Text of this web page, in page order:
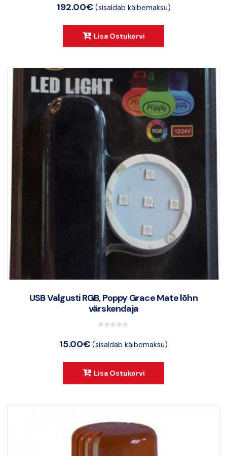
o
o
192.00€ (sisaldab käibemaksu)
Lisa Ostukorvi
USB Valgusti RGB, Poppy Grace Mate lõhn
värskendaja
o
o
15.00€ (sisaldab käibemaksu)
Lisa Ostukorvi